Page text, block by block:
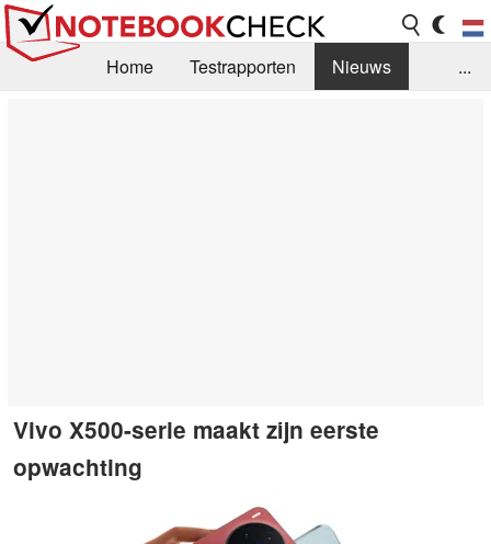
Home Testrapporten
Nieuws
...
Vivo X500-serie maakt zijn eerste
opwachting